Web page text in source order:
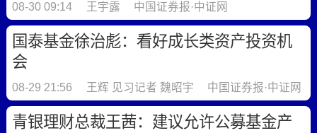
08-30 09:14 王宇露 中国证券报·中证网
国泰基金徐治彪：看好成长类资产投资机
会
08-29 21:56 王辉 见习记者 魏昭宇 中国证券报·中证网
青银理财总裁王茜：建议允许公募基金产